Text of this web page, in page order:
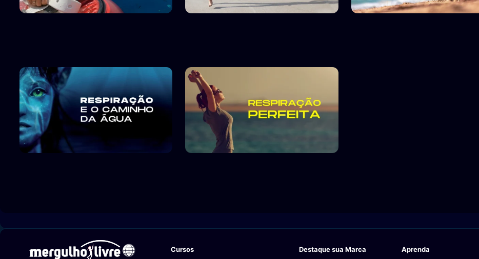
Cursos Destaque sua Marca Aprenda